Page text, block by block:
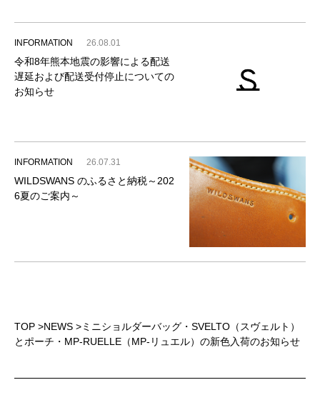
INFORMATION 26.08.01
令和8年熊本地震の影響による配送
遅延および配送受付停止についての
お知らせ
INFORMATION 26.07.31
WILDSWANS のふるさと納税～202
6夏のご案内～
TOP >NEWS >ミニショルダーバッグ・SVELTO（スヴェルト）
とポーチ・MP-RUELLE（MP-リュエル）の新色入荷のお知らせ